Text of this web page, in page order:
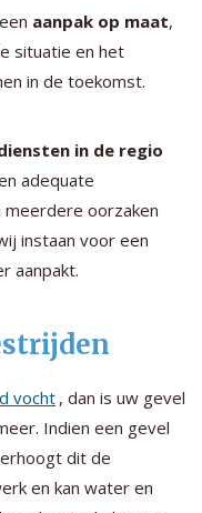
aanpak op maat,
situatie en het
in de toekomst.
in de regio
adequate
meerdere oorzaken
instaan voor een
aanpakt.
vocht , dan is uw gevel
Indien een gevel
dit de
en kan water en